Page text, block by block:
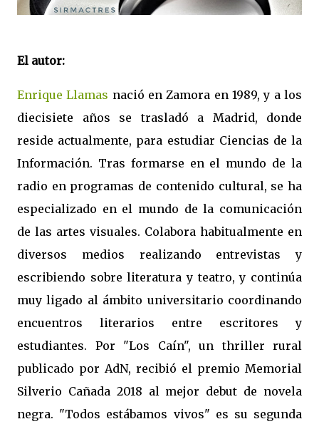
El autor:
Enrique Llamas nació en Zamora en 1989, y a los
diecisiete años se trasladó a Madrid, donde
reside actualmente, para estudiar Ciencias de la
Información. Tras formarse en el mundo de la
radio en programas de contenido cultural, se ha
especializado en el mundo de la comunicación
de las artes visuales. Colabora habitualmente en
diversos medios realizando entrevistas y
escribiendo sobre literatura y teatro, y continúa
muy ligado al ámbito universitario coordinando
encuentros literarios entre escritores y
estudiantes. Por "Los Caín", un thriller rural
publicado por AdN, recibió el premio Memorial
Silverio Cañada 2018 al mejor debut de novela
negra. "Todos estábamos vivos" es su segunda